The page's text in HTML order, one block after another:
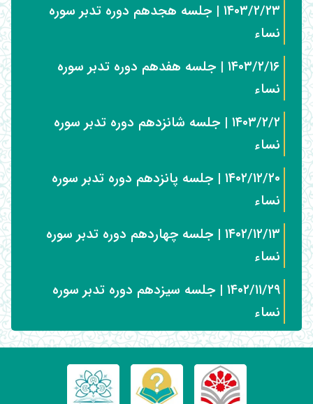
۱۴۰۳/۲/۲۳ | جلسه هجدهم دوره تدبر سوره
نساء
۱۴۰۳/۲/۱۶ | جلسه هفدهم دوره تدبر سوره
نساء
۱۴۰۳/۲/۲ | جلسه شانزدهم دوره تدبر سوره
نساء
۱۴۰۲/۱۲/۲۰ | جلسه پانزدهم دوره تدبر سوره
نساء
۱۴۰۲/۱۲/۱۳ | جلسه چهاردهم دوره تدبر سوره
نساء
۱۴۰۲/۱۱/۲۹ | جلسه سیزدهم دوره تدبر سوره
نساء